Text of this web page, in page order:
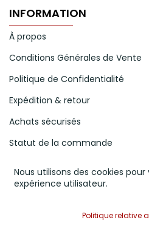
INFORMATION
À propos
Conditions Générales de Vente
Politique de Confidentialité
Expédition & retour
Achats sécurisés
Statut de la commande
Nous utilisons des cookies
expérience utilisateur.
Politique relative